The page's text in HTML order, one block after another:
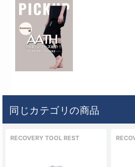
l
a
y
V
同じカテゴリの商品
RECOVERY TOOL REST